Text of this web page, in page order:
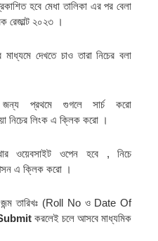
হবে মেধা তালিকা এর পর বেলা
রেজাল্ট ২০২৩ ।
মাধ্যমে দেখতে চাও তারা নিচের বলা
নিচের লিংক এ ক্লিক করো ।
এ ক্লিক করো ।
তারিখঃ (Roll No ও Date Of
করলেই চলে আসবে মাধ্যমিক